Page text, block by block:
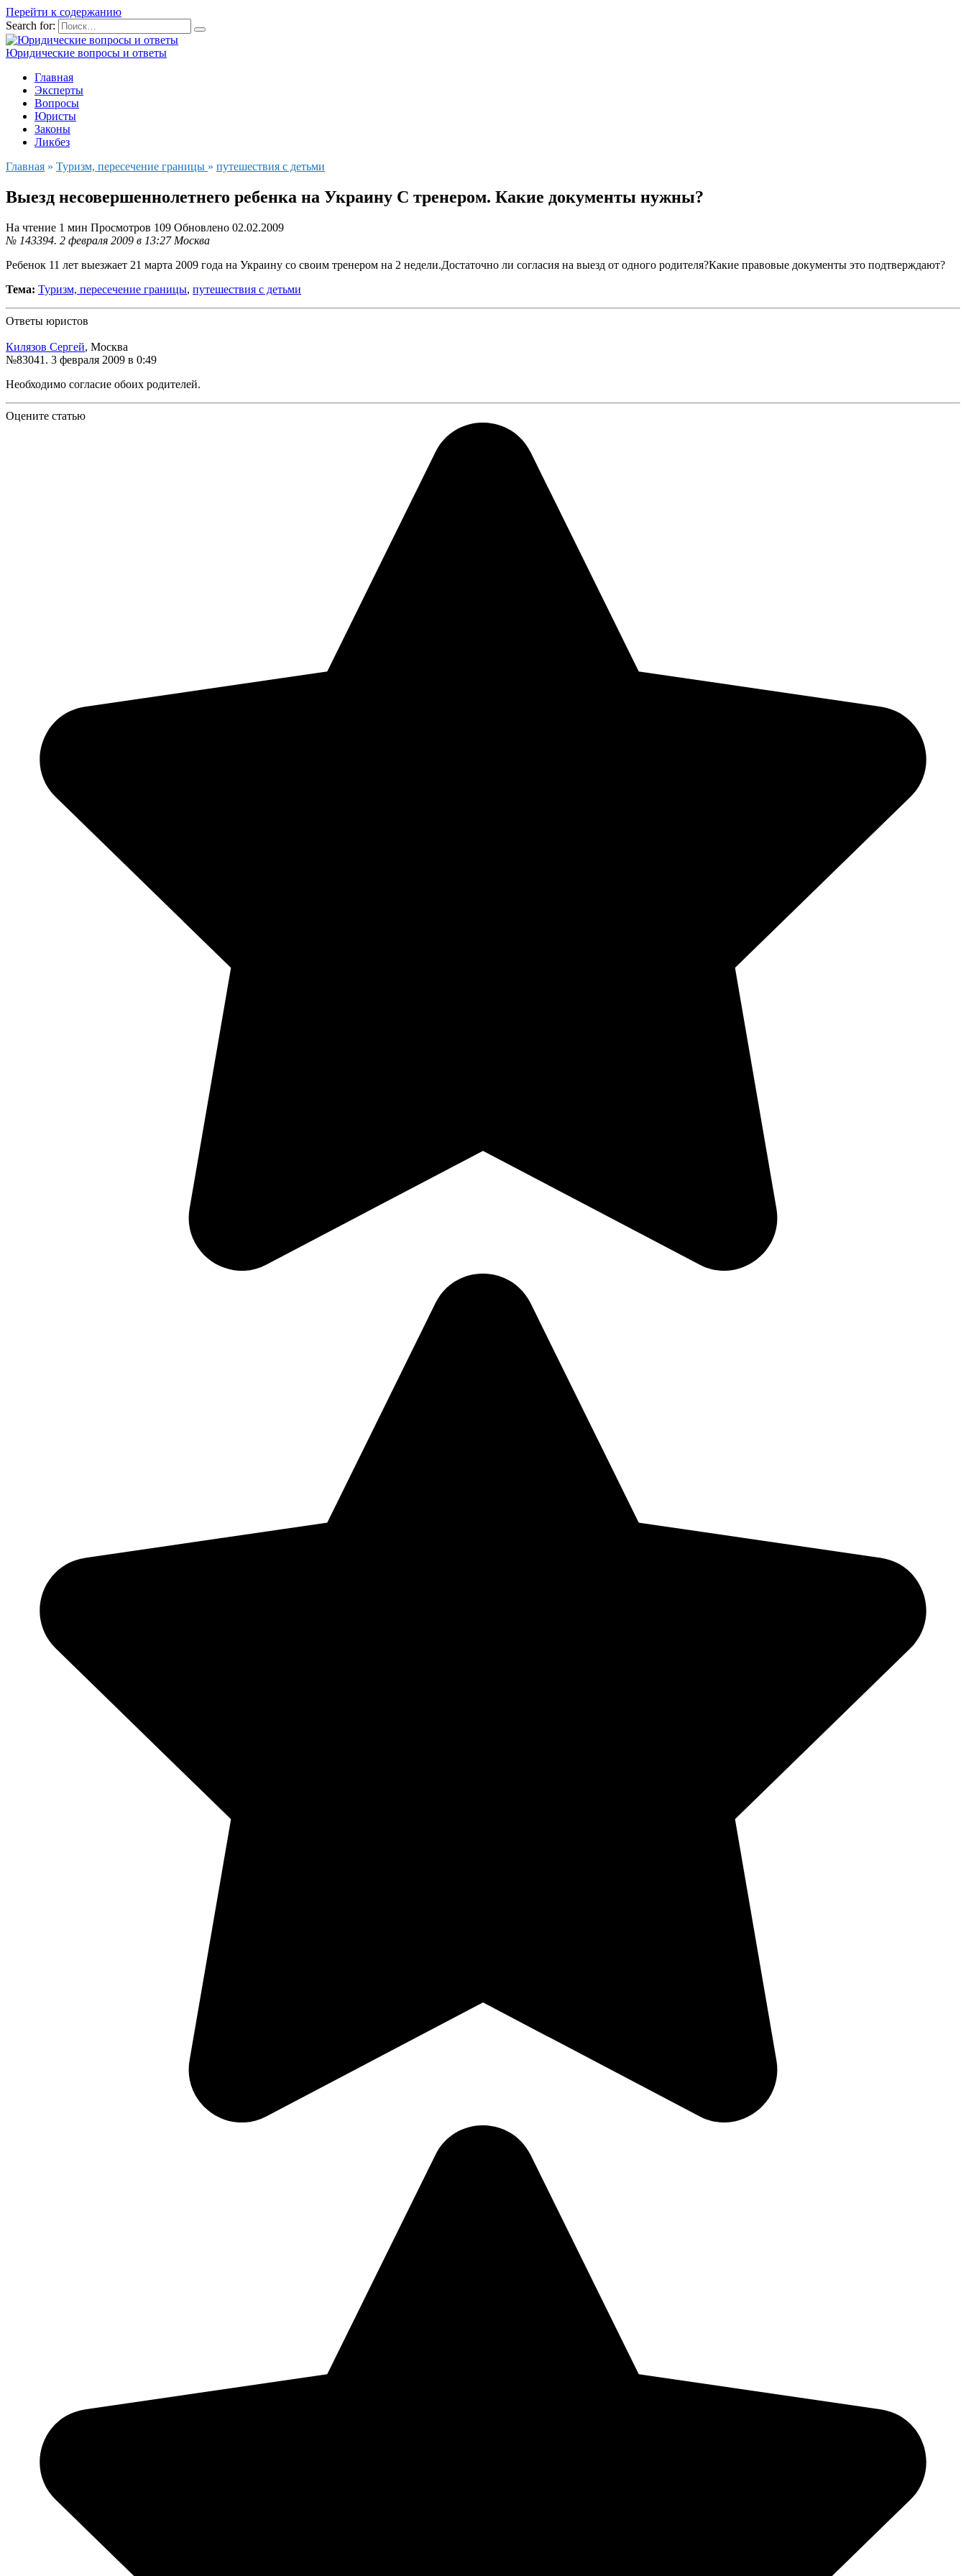
Перейти к содержанию
Search for:
Юридические вопросы и ответы
Главная
Эксперты
Вопросы
Юристы
Законы
Ликбез
Главная » Туризм, пересечение границы » путешествия с детьми
Выезд несовершеннолетнего ребенка на Украину С тренером. Какие документы нужны?
На чтение 1 мин Просмотров 109 Обновлено 02.02.2009
№ 143394. 2 февраля 2009 в 13:27 Москва
Ребенок 11 лет выезжает 21 марта 2009 года на Украину со своим тренером на 2 недели.Достаточно ли согласия на выезд от одного родителя?Какие правовые документы это подтверждают?
Тема: Туризм, пересечение границы, путешествия с детьми
Ответы юристов
Килязов Сергей, Москва
№83041. 3 февраля 2009 в 0:49
Необходимо согласие обоих родителей.
Оцените статью